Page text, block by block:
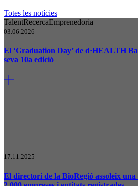
Totes les notícies
TalentRecercaEmprenedoria
03.06.2026
El ‘Graduation Day’ de d·HEALTH
seva 10a edició
17.11.2025
El directori de la BioRegió assoleix